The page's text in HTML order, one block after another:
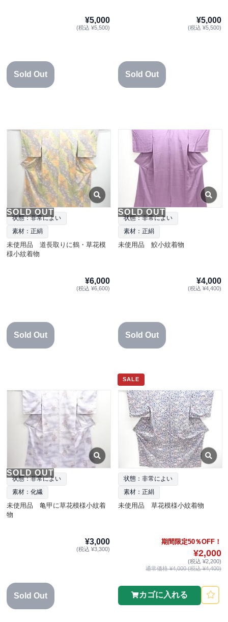
¥5,000
(税込 ¥5,500)
Sold Out
¥5,000
(税込 ¥5,500)
Sold Out
SOLD OUT
状態：非常によい
素材：正絹
未使用品 道長取りに鶴・草花模
様小紋着物
¥6,000
(税込 ¥6,600)
Sold Out
SOLD OUT
状態：非常によい
素材：正絹
未使用品 鮫小紋着物
¥4,000
(税込 ¥4,400)
Sold Out
SOLD OUT
状態：非常によい
素材：化繊
未使用品 亀甲に草花模様小紋着
物
¥3,000
(税込 ¥3,300)
Sold Out
SALE
状態：非常によい
素材：正絹
未使用品 草花模様小紋着物
期間限定50％OFF！
¥2,000
(税込 ¥2,200)
通常価格 ¥4,000 (税込 ¥4,400)
カゴに入れる